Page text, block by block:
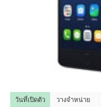
โปรโมชั่นจากค่ายมือถือ
TOP 10 ข่าวมือถือ
TOP 10 มือถือยอดนิยม
วันที่เปิดตัว วางจำหน่าย